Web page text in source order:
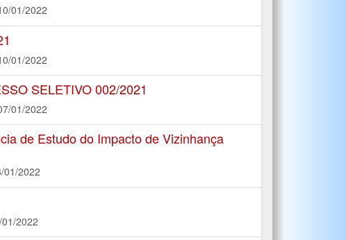
01/2022
01/2022
SELETIVO 002/2021
01/2022
de Estudo do Impacto de Vizinhança
2022
2022